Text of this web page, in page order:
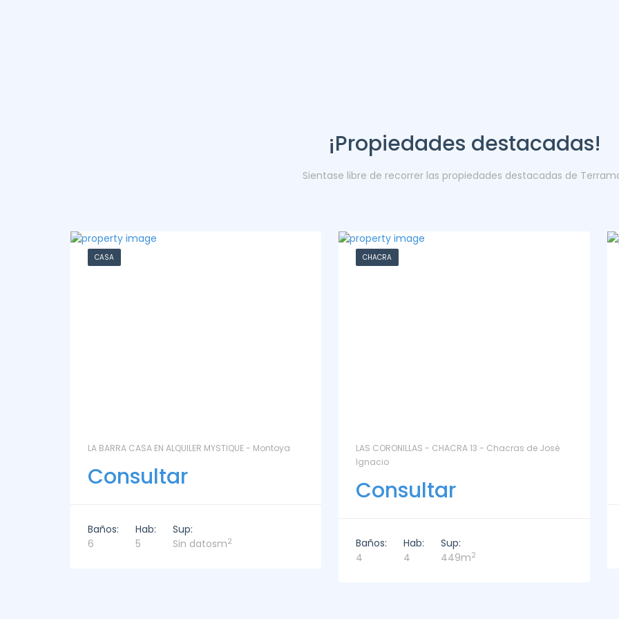
¡Propiedades destacadas!
Sientase libre de recorrer las propiedades destacadas de
CHACRA
LAS CORONILLAS - CHACRA 13 - Chacras de José
Consultar
Baños:
Hab:
Sup:
CASA
La Paz Santa Monica - Santa Mónica
Consultar
2
3
221m